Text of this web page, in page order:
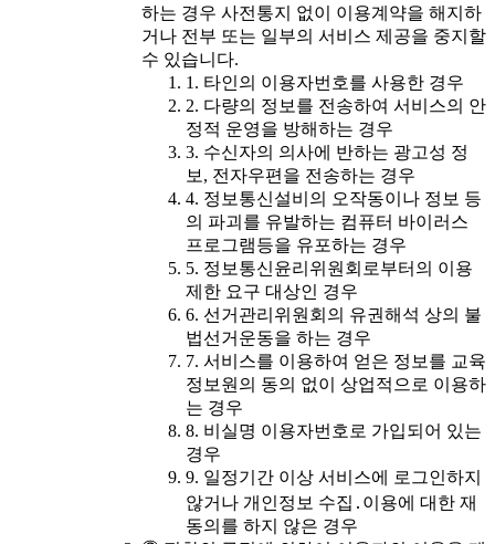
하는 경우 사전통지 없이 이용계약을 해지하
거나 전부 또는 일부의 서비스 제공을 중지할
수 있습니다.
1. 타인의 이용자번호를 사용한 경우
2. 다량의 정보를 전송하여 서비스의 안
정적 운영을 방해하는 경우
3. 수신자의 의사에 반하는 광고성 정
보, 전자우편을 전송하는 경우
4. 정보통신설비의 오작동이나 정보 등
의 파괴를 유발하는 컴퓨터 바이러스
프로그램등을 유포하는 경우
5. 정보통신윤리위원회로부터의 이용
제한 요구 대상인 경우
6. 선거관리위원회의 유권해석 상의 불
법선거운동을 하는 경우
7. 서비스를 이용하여 얻은 정보를 교육
정보원의 동의 없이 상업적으로 이용하
는 경우
8. 비실명 이용자번호로 가입되어 있는
경우
9. 일정기간 이상 서비스에 로그인하지
않거나 개인정보 수집․이용에 대한 재
동의를 하지 않은 경우